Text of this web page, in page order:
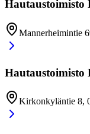
Hautaustoimisto
Mannerheimintie
Hautaustoimisto
Kirkonkyläntie 8,